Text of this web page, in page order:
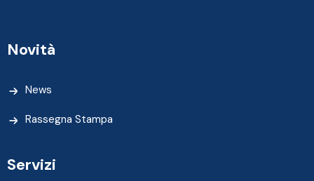
Novità
News
Rassegna Stampa
Servizi